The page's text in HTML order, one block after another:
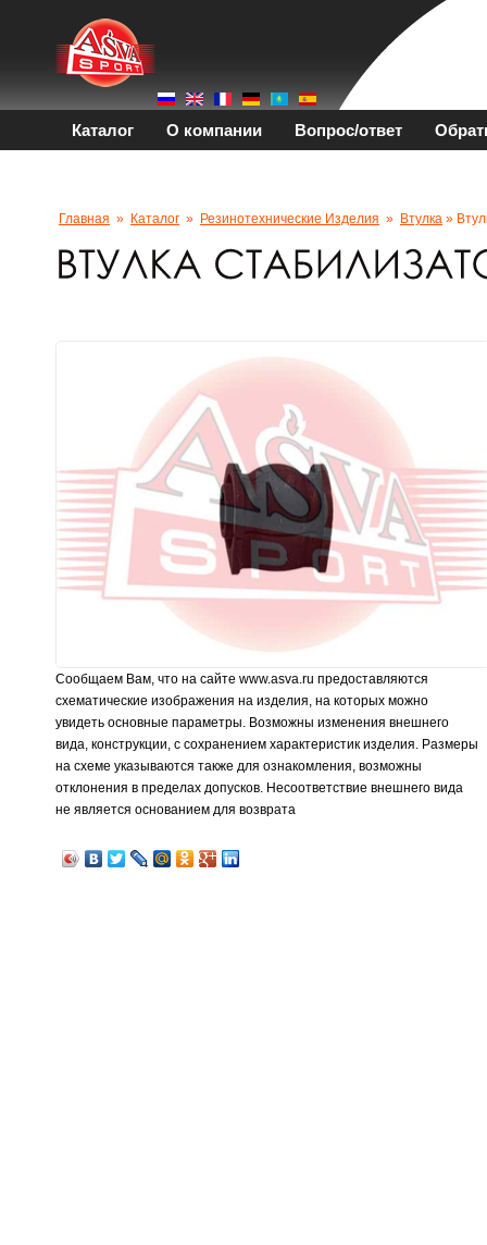
Каталог О компании Вопрос/ответ
Главная » Каталог » Резинотехнические Изделия » Втулка »
Сообщаем Вам, что на сайте www.asva.ru предоставляются
схематические изображения на изделия, на которых можно
увидеть основные параметры. Возможны изменения внешнего
вида, конструкции, с сохранением характеристик изделия. Размеры
на схеме указываются также для ознакомления, возможны
отклонения в пределах допусков. Несоответствие внешнего вида
не является основанием для возврата